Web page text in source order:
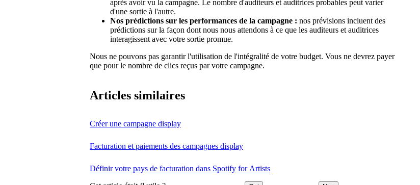
après avoir vu la campagne. Le nombre d'auditeurs et auditrices probables peut varier
d'une sortie à l'autre.
Nos prédictions sur les performances de la campagne : nos prévisions incluent des
prédictions sur la façon dont nous nous attendons à ce que les auditeurs et auditrices
interagissent avec votre sortie promue.
Nous ne pouvons pas garantir l'utilisation de l'intégralité de votre budget. Vous ne devrez payer
que pour le nombre de clics reçus par votre campagne.
Articles similaires
Créer une campagne display
Facturation et paiements des campagnes display
Définir votre pays de facturation dans Spotify for Artists